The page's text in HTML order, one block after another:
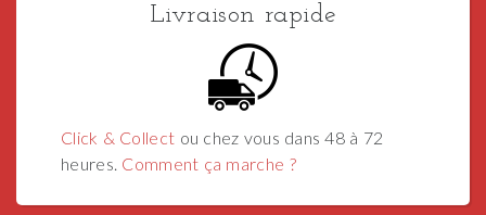
Livraison rapide
Click & Collect ou chez vous dans 48 à 72
heures. Comment ça marche ?